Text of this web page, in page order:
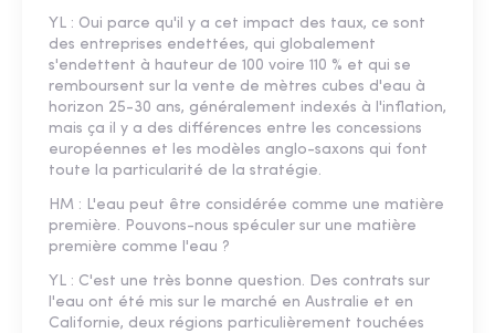
YL : Oui parce qu'il y a cet impact des taux, ce sont
des entreprises endettées, qui globalement
s'endettent à hauteur de 100 voire 110 % et qui se
remboursent sur la vente de mètres cubes d'eau à
horizon 25-30 ans, généralement indexés à l'inflation,
mais ça il y a des différences entre les concessions
européennes et les modèles anglo-saxons qui font
toute la particularité de la stratégie.
HM : L'eau peut être considérée comme une matière
première. Pouvons-nous spéculer sur une matière
première comme l'eau ?
YL : C'est une très bonne question. Des contrats sur
l'eau ont été mis sur le marché en Australie et en
Californie, deux régions particulièrement touchées